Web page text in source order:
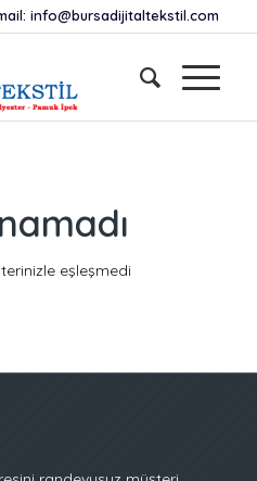
info@bursadijitaltekstil.com
eşleşmedi